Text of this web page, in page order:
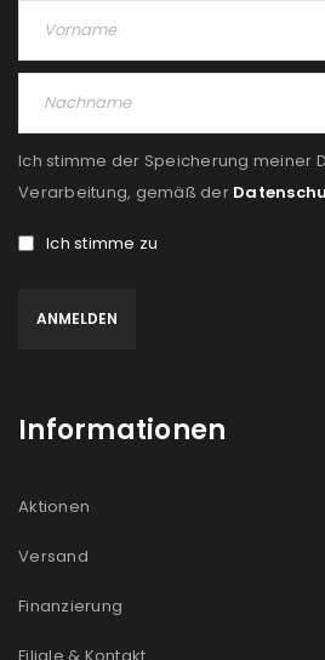
Ich stimme der Speicherung meiner
Verarbeitung, gemäß der
Ich stimme zu
Informationen
Aktionen
Versand
Finanzierung